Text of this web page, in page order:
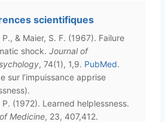
scientifiques
& Maier, S. F. (1967). Failure
shock. Journal of
, 74(1), 1,9. PubMed.
sur l’impuissance apprise
P. (1972). Learned helplessness.
Medicine, 23, 407,412.